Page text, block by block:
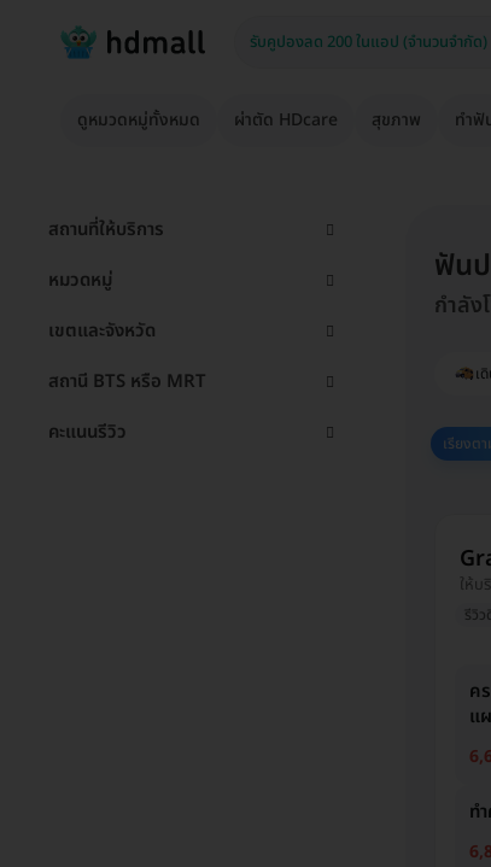
ดูหมวดหมู่ทั้งหมด ผ่าตัด HDcare สุขภาพ ทำฟั
สถานที่ให้บริการ
หมวดหมู่
เขตและจังหวัด
สถานี BTS หรือ MRT
คะแนนรีวิว
ฟัน
กำลัง
เ
เรียงต
ให้บ
รีวิ
ค
แ
ท